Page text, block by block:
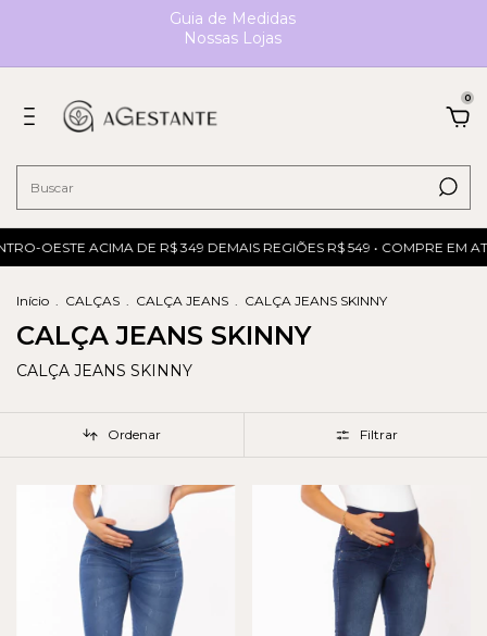
Guia de Medidas
Nossas Lojas
0
OESTE ACIMA DE R$ 349 DEMAIS REGIÕES R$ 549 • COMPRE EM
Início . CALÇAS . CALÇA JEANS . CALÇA JEANS SKINNY
CALÇA JEANS SKINNY
CALÇA JEANS SKINNY
Ordenar Filtrar